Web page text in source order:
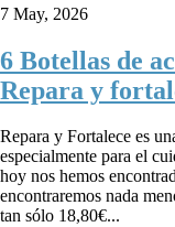
7 May, 2026
6 Botellas de
Repara y
Repara y Fortalece es
especialmente para el
hoy nos hemos
encontraremos nada
tan sólo 18,80€...